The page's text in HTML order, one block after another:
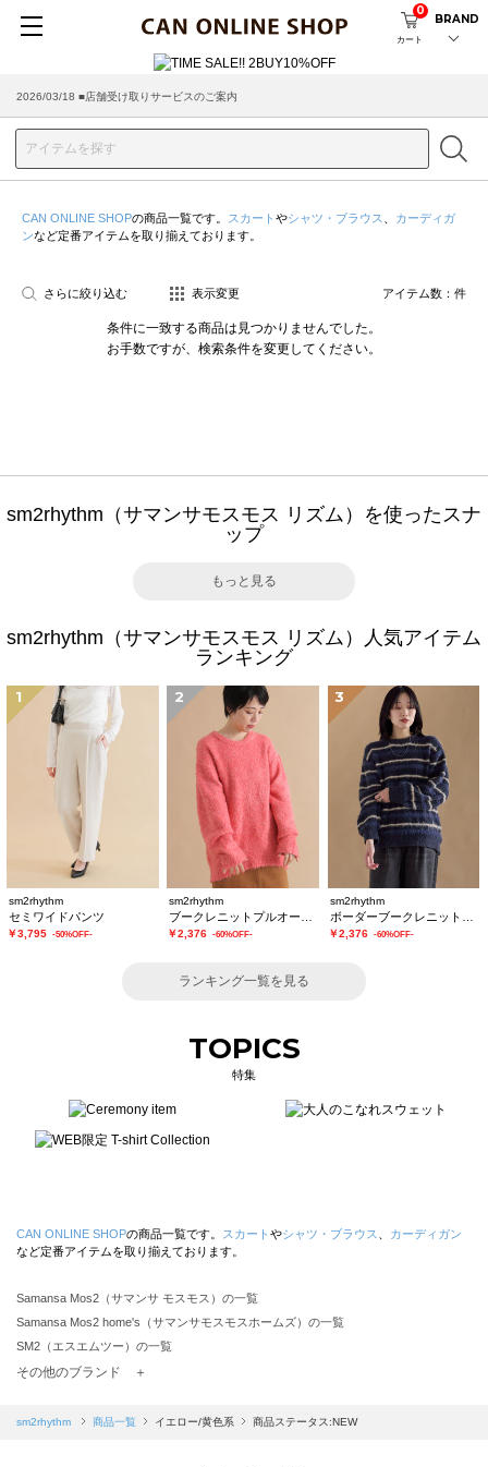
カート
0
BRAND
2026/03/18 ■店舗受け取りサービスのご案内
CAN ONLINE SHOPの商品一覧です。 スカート やシャツ・ブラウス
カーディガ
ンなど定番アイテムを取り揃えております。
さらに絞り込む 表示変更 アイテム数： 件
条件に一致する商品は見つかりませんでした。
お手数ですが、検索条件を変更してください。
sm2rhythm（サマンサモスモス リズム）を使ったスナ
ップ
もっと見る
sm2rhythm（サマンサモスモス リズム）人気アイテム
ランキング
1
sm2rhythm
セミワイドパンツ
￥3,795 -50%OFF-
2
sm2rhythm
￥2,376 -60%OFF-
3
sm2rhythm
￥2,376 -60%OFF-
ランキング一覧を見る
TOPICS
特集
CAN ONLINE SHOPの商品一覧です。 スカート やシャツ・ブラウス
カーディガン
など定番アイテムを取り揃えております。
Samansa Mos2（サマンサ モスモス）の一覧
Samansa Mos2 home's（サマンサモスモスホームズ）の一覧
SM2（エスエムツー）の一覧
TSUHARU by Samansa Mos2（ツハルバイサマンサモスモス）の一覧
Samansa Mos2 blue（サマンサモスモス ブルー）の一覧
その他のブランド ＋
sm2rhythm 商品一覧 イエロー/黄色系 商品ステータス:NEW